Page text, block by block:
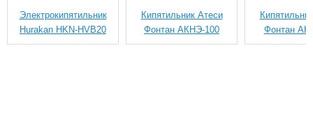
Электрокипятильник
Hurakan HKN-HVB20
Кипятильник Атеси
Фонтан АКНЭ-100
Фонтан